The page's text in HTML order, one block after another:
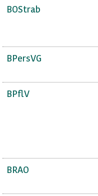
BOStrab
BPersVG
BPflV
BRAO